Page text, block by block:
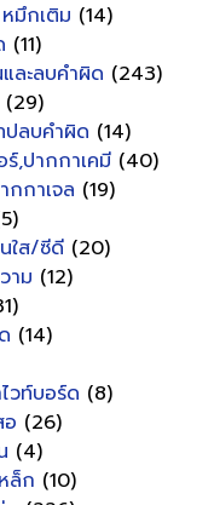
มึกเติม (14)
(11)
ละลบคำผิด (243)
(29)
ปลบคำผิด (14)
ร์,ปากกาเคมี (40)
กาเจล (19)
ใส/ซีดี (20)
าม (12)
(14)
วท์บอร์ด (8)
อ (26)
(4)
ล็ก (10)